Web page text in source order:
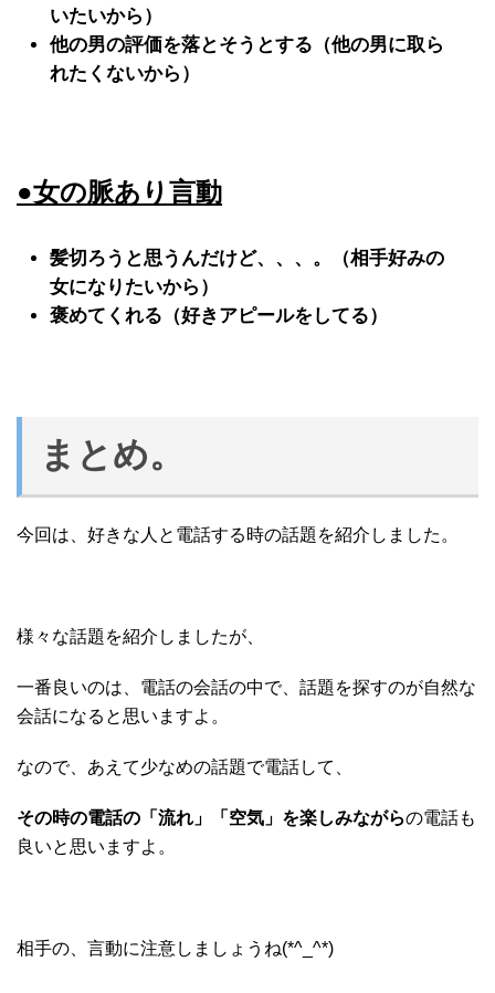
いたいから）
他の男の評価を落とそうとする（他の男に取ら
れたくないから）
●女の脈あり言動
髪切ろうと思うんだけど、、、。（相手好みの
女になりたいから）
褒めてくれる（好きアピールをしてる）
まとめ。
今回は、好きな人と電話する時の話題を紹介しました。
様々な話題を紹介しましたが、
一番良いのは、電話の会話の中で、話題を探すのが自然な
会話になると思いますよ。
なので、あえて少なめの話題で電話して、
その時の電話の「流れ」「空気」を楽しみながらの電話も
良いと思いますよ。
相手の、言動に注意しましょうね(*^_^*)